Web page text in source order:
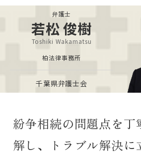
弁護士
若松 俊樹
Toshiki Wakamatsu
柏法律事務所
千葉県弁護士会
紛争相続の問題点を丁
解し、トラブル解決に